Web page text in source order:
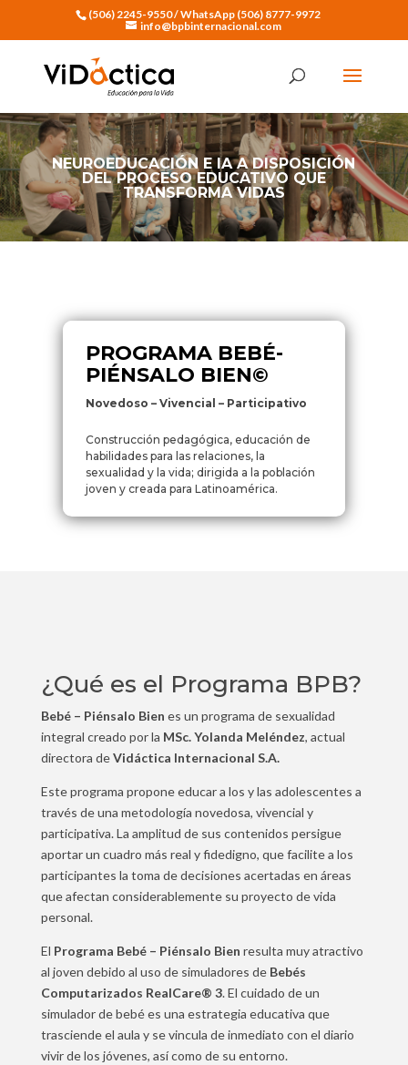
(506) 2245-9550 / WhatsApp (506) 8777-9972
info@bpbinternacional.com
NEUROEDUCACIÓN E IA A DISPOSICIÓN
DEL PROCESO EDUCATIVO QUE
TRANSFORMA VIDAS
PROGRAMA BEBÉ-
PIÉNSALO BIEN©
Novedoso – Vivencial – Participativo
Construcción pedagógica, educación de
habilidades para las relaciones, la
sexualidad y la vida; dirigida a la población
joven y creada para Latinoamérica.
¿Qué es el Programa BPB?
Bebé – Piénsalo Bien es un programa de sexualidad
integral creado por la MSc. Yolanda Meléndez, actual
directora deVidáctica Internacional S.A.
Este programa propone educar a los y las adolescentes a
través de una metodología novedosa, vivencial y
participativa. La amplitud de sus contenidos persigue
aportar un cuadro más real y fidedigno, que facilite a los
participantes la toma de decisiones acertadas en áreas
que afectan considerablemente su proyecto de vida
personal.
El Programa Bebé – Piénsalo Bien resulta muy atractivo
al joven debido al uso de simuladores de Bebés
Computarizados RealCare® 3. El cuidado de un
simulador de bebé es una estrategia educativa que
trasciende el aula y se vincula de inmediato con el diario
vivir de los jóvenes, así como de su entorno.